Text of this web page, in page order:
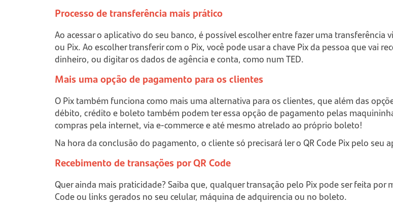
Processo de transferência mais prático
Ao acessar o aplicativo do seu banco, é possível escolher entre fazer uma transferência
ou Pix. Ao escolher transferir com o Pix, você pode usar a chave Pix da pessoa que vai
dinheiro, ou digitar os dados de agência e conta, como num TED.
Mais uma opção de pagamento para os clientes
O Pix também funciona como mais uma alternativa para os clientes, que além das
débito, crédito e boleto também podem ter essa opção de pagamento pelas
compras pela internet, via e-commerce e até mesmo atrelado ao próprio boleto!
Na hora da conclusão do pagamento, o cliente só precisará ler o QR Code Pix pelo seu
Recebimento de transações por QR Code
Quer ainda mais praticidade? Saiba que, qualquer transação pelo Pix pode ser feita por
Code ou links gerados no seu celular, máquina de adquirencia ou no boleto.